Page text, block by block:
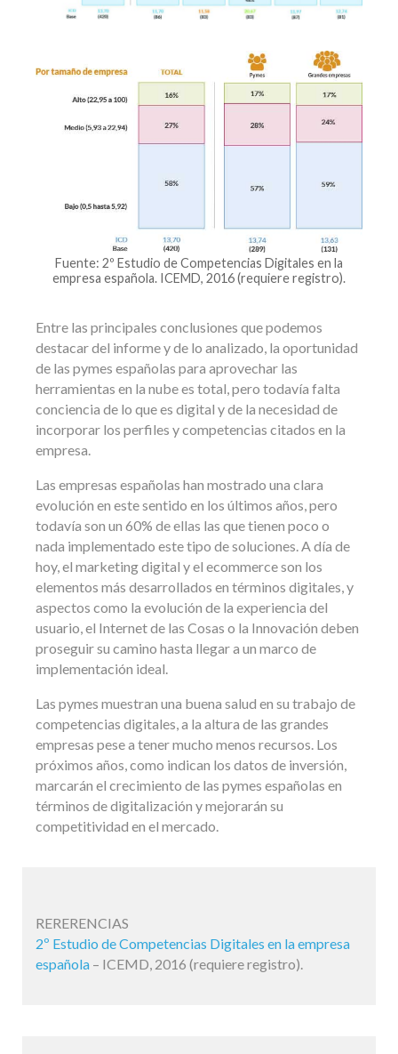
Fuente: 2º Estudio de Competencias Digitales en la
empresa española. ICEMD, 2016 (requiere registro).
Entre las principales conclusiones que podemos
destacar del informe y de lo analizado, la oportunidad
de las pymes españolas para aprovechar las
herramientas en la nube es total, pero todavía falta
conciencia de lo que es digital y de la necesidad de
incorporar los perfiles y competencias citados en la
empresa.
Las empresas españolas han mostrado una clara
evolución en este sentido en los últimos años, pero
todavía son un 60% de ellas las que tienen poco o
nada implementado este tipo de soluciones. A día de
hoy, el marketing digital y el ecommerce son los
elementos más desarrollados en términos digitales, y
aspectos como la evolución de la experiencia del
usuario, el Internet de las Cosas o la Innovación deben
proseguir su camino hasta llegar a un marco de
implementación ideal.
Las pymes muestran una buena salud en su trabajo de
competencias digitales, a la altura de las grandes
empresas pese a tener mucho menos recursos. Los
próximos años, como indican los datos de inversión,
marcarán el crecimiento de las pymes españolas en
términos de digitalización y mejorarán su
competitividad en el mercado.
RERERENCIAS
2º Estudio de Competencias Digitales en la empresa
española – ICEMD, 2016 (requiere registro).